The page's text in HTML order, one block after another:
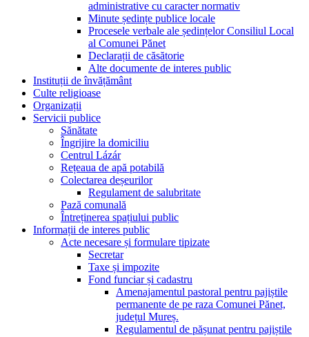
administrative cu caracter normativ
Minute ședințe publice locale
Procesele verbale ale ședințelor Consiliul Local
al Comunei Pănet
Declarații de căsătorie
Alte documente de interes public
Instituții de învățământ
Culte religioase
Organizații
Servicii publice
Sănătate
Îngrijire la domiciliu
Centrul Lázár
Rețeaua de apă potabilă
Colectarea deșeurilor
Regulament de salubritate
Pază comunală
Întreținerea spațiului public
Informații de interes public
Acte necesare și formulare tipizate
Secretar
Taxe și impozite
Fond funciar și cadastru
Amenajamentul pastoral pentru pajiștile
permanente de pe raza Comunei Pănet,
județul Mureș.
Regulamentul de pășunat pentru pajiștile